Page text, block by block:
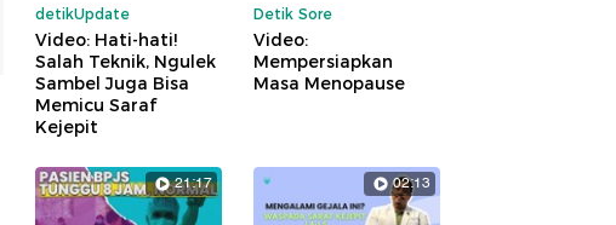
detikUpdate
Video: Hati-hati!
Salah Teknik, Ngulek
Sambel Juga Bisa
Memicu Saraf
Kejepit
Detik Sore
Video:
Mempersiapkan
Masa Menopause
21:17 02:13